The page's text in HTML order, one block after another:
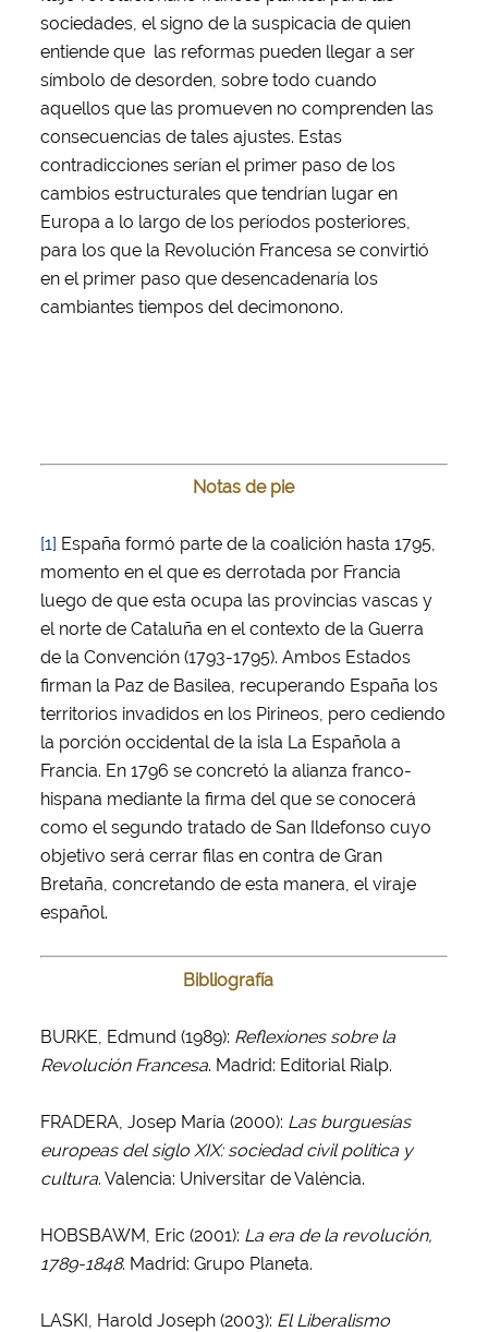
sociedades, el signo de la suspicacia de quien
entiende que las reformas pueden llegar a ser
símbolo de desorden, sobre todo cuando
aquellos que las promueven no comprenden las
consecuencias de tales ajustes. Estas
contradicciones serían el primer paso de los
cambios estructurales que tendrían lugar en
Europa a lo largo de los períodos posteriores,
para los que la Revolución Francesa se convirtió
en el primer paso que desencadenaría los
cambiantes tiempos del decimonono.
Notas de pie
[1] España formó parte de la coalición hasta 1795,
momento en el que es derrotada por Francia
luego de que esta ocupa las provincias vascas y
el norte de Cataluña en el contexto de la Guerra
de la Convención (1793-1795). Ambos Estados
firman la Paz de Basilea, recuperando España los
territorios invadidos en los Pirineos, pero cediendo
la porción occidental de la isla La Española a
Francia. En 1796 se concretó la alianza franco-
hispana mediante la firma del que se conocerá
como el segundo tratado de San Ildefonso cuyo
objetivo será cerrar filas en contra de Gran
Bretaña, concretando de esta manera, el viraje
español.
Bibliografía
BURKE, Edmund (1989): Reflexiones sobre la
Revolución Francesa. Madrid: Editorial Rialp.
FRADERA, Josep María (2000): Las burguesías
europeas del siglo XIX: sociedad civil política y
cultura. Valencia: Universitar de València.
HOBSBAWM, Eric (2001): La era de la revolución,
1789-1848. Madrid: Grupo Planeta.
LASKI, Harold Joseph (2003): El Liberalismo